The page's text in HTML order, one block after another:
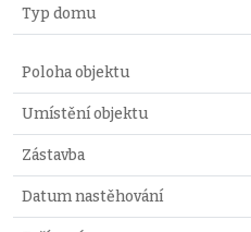
Typ domu
Poloha objektu
Umístění objektu
Zástavba
Datum nastěhování